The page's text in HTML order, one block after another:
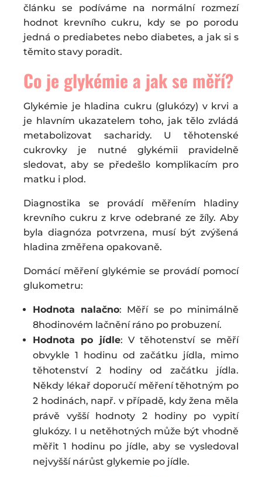
článku se podíváme na normální rozmezí
hodnot krevního cukru, kdy se po porodu
jedná o prediabetes nebo diabetes, a jak si s
těmito stavy poradit.
Co je glykémie a jak se měří?
Glykémie je hladina cukru (glukózy) v krvi a
je hlavním ukazatelem toho, jak tělo zvládá
metabolizovat sacharidy. U těhotenské
cukrovky je nutné glykémii pravidelně
sledovat, aby se předešlo komplikacím pro
matku i plod.
Diagnostika se provádí měřením hladiny
krevního cukru z krve odebrané ze žíly. Aby
byla diagnóza potvrzena, musí být zvýšená
hladina změřena opakovaně.
Domácí měření glykémie se provádí pomocí
glukometru:
Hodnota nalačno: Měří se po minimálně
8hodinovém lačnění ráno po probuzení.
Hodnota po jídle: V těhotenství se měří
obvykle 1 hodinu od začátku jídla, mimo
těhotenství 2 hodiny od začátku jídla.
Někdy lékař doporučí měření těhotným po
2 hodinách, např. v případě, kdy žena měla
právě vyšší hodnoty 2 hodiny po vypití
glukózy. I u netěhotných může být vhodně
měřit 1 hodinu po jídle, aby se vysledoval
nejvyšší nárůst glykemie po jídle.